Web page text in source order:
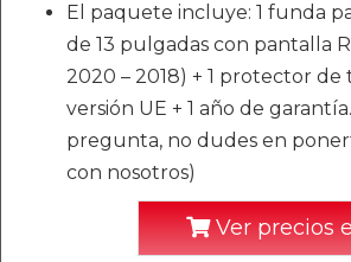
El paquete incluye: 1 funda
de 13 pulgadas con pantalla
2020 – 2018) + 1 protector de
versión UE + 1 año de
pregunta, no dudes en
con nosotros)
Ver precios